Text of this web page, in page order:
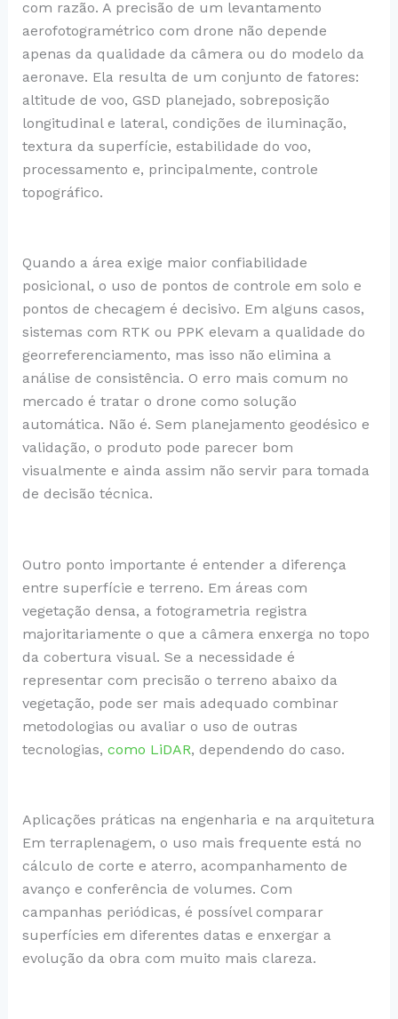
com razão. A precisão de um levantamento
aerofotogramétrico com drone não depende
apenas da qualidade da câmera ou do modelo da
aeronave. Ela resulta de um conjunto de fatores:
altitude de voo, GSD planejado, sobreposição
longitudinal e lateral, condições de iluminação,
textura da superfície, estabilidade do voo,
processamento e, principalmente, controle
topográfico.
Quando a área exige maior confiabilidade
posicional, o uso de pontos de controle em solo e
pontos de checagem é decisivo. Em alguns casos,
sistemas com RTK ou PPK elevam a qualidade do
georreferenciamento, mas isso não elimina a
análise de consistência. O erro mais comum no
mercado é tratar o drone como solução
automática. Não é. Sem planejamento geodésico e
validação, o produto pode parecer bom
visualmente e ainda assim não servir para tomada
de decisão técnica.
Outro ponto importante é entender a diferença
entre superfície e terreno. Em áreas com
vegetação densa, a fotogrametria registra
majoritariamente o que a câmera enxerga no topo
da cobertura visual. Se a necessidade é
representar com precisão o terreno abaixo da
vegetação, pode ser mais adequado combinar
metodologias ou avaliar o uso de outras
tecnologias, como LiDAR, dependendo do caso.
Aplicações práticas na engenharia e na arquitetura
Em terraplenagem, o uso mais frequente está no
cálculo de corte e aterro, acompanhamento de
avanço e conferência de volumes. Com
campanhas periódicas, é possível comparar
superfícies em diferentes datas e enxergar a
evolução da obra com muito mais clareza.